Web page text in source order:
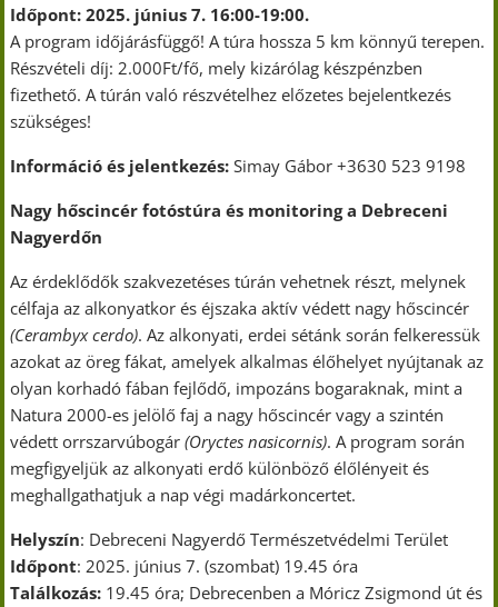
Időpont: 2025. június 7. 16:00-19:00.
A program időjárásfüggő! A túra hossza 5 km könnyű terepen.
Részvételi díj: 2.000Ft/fő, mely kizárólag készpénzben
fizethető. A túrán való részvételhez előzetes bejelentkezés
szükséges!
Információ és jelentkezés:Simay Gábor +3630 523 9198
Nagy hőscincér fotóstúra és monitoring a Debreceni
Nagyerdőn
Az érdeklődők szakvezetéses túrán vehetnek részt, melynek
célfaja az alkonyatkor és éjszaka aktív védett nagy hőscincér
(Cerambyx cerdo). Az alkonyati, erdei sétánk során felkeressük
azokat az öreg fákat, amelyek alkalmas élőhelyet nyújtanak az
olyan korhadó fában fejlődő, impozáns bogaraknak, mint a
Natura 2000-es jelölő faj a nagy hőscincér vagy a szintén
védett orrszarvúbogár(Oryctes nasicornis). A program során
megfigyeljük az alkonyati erdő különböző élőlényeit és
meghallgathatjuk a nap végi madárkoncertet.
Helyszín: Debreceni Nagyerdő Természetvédelmi Terület
Időpont: 2025. június 7. (szombat) 19.45 óra
Találkozás: 19.45 óra; Debrecenben a Móricz Zsigmond út és